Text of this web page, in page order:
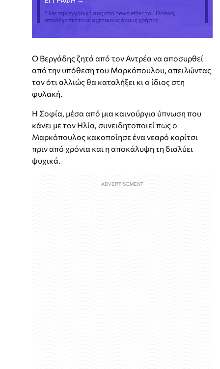
* Με την εγγραφή σας στο newsletter του Dnews,
αποδέχεστε τους σχετικούς όρους χρήσης
Ο Βεργάδης ζητά από τον Αντρέα να αποσυρθεί
από την υπόθεση του Μαρκόπουλου, απειλώντας
τον ότι αλλιώς θα καταλήξει κι ο ίδιος στη
φυλακή.
Η Σοφία, μέσα από μια καινούργια ύπνωση που
κάνει με τον Ηλία, συνειδητοποιεί πως ο
Μαρκόπουλος κακοποίησε ένα νεαρό κορίτσι
πριν από χρόνια και η αποκάλυψη τη διαλύει
ψυχικά.